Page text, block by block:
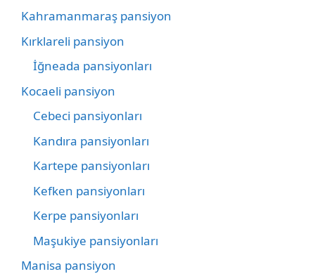
Kahramanmaraş pansiyon
Kırklareli pansiyon
İğneada pansiyonları
Kocaeli pansiyon
Cebeci pansiyonları
Kandıra pansiyonları
Kartepe pansiyonları
Kefken pansiyonları
Kerpe pansiyonları
Maşukiye pansiyonları
Manisa pansiyon